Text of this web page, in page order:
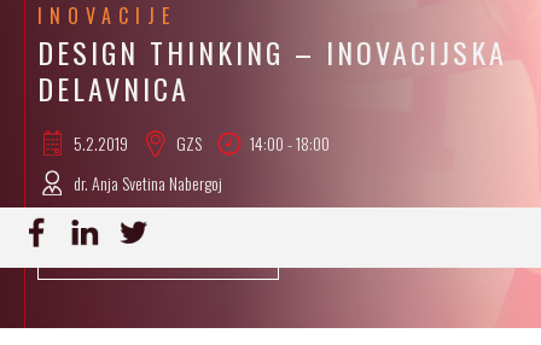
INOVACIJE
DESIGN THINKING – INOVACIJSKA
DELAVNICA
5.2.2019 GZS
14:00 - 18:00
dr. Anja Svetina Nabergoj